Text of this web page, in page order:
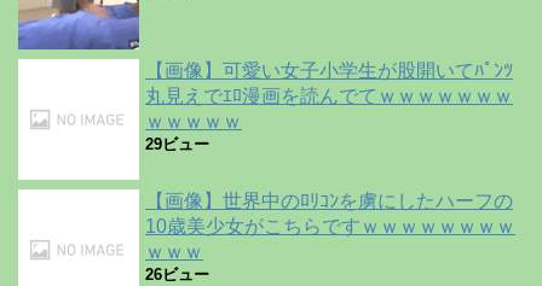
【画像】可愛い女子小学生が股開いてﾊﾟﾝﾂ
丸見えでｴﾛ漫画を読んでてｗｗｗｗｗｗｗ
ｗｗｗｗｗ
29ビュー
【画像】世界中のﾛﾘｺﾝを虜にしたハーフの
10歳美少女がこちらですｗｗｗｗｗｗｗｗ
ｗｗｗ
26ビュー